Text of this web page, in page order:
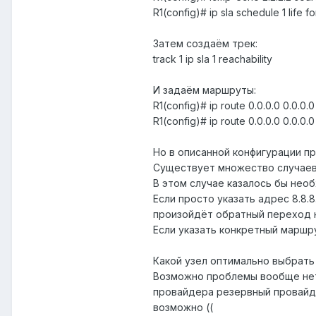
R1(config)# ip sla schedule 1 life
Затем создаём трек:
track 1 ip sla 1 reachability
И задаём маршруты:
R1(config)# ip route 0.0.0.0 0.0.0.0
R1(config)# ip route 0.0.0.0 0.0.0.0
Но в описанной конфигурации
Существует множество
В этом случае казалось бы
Если просто указать адрес
произойдёт обратный переход
Если указать конкретный
Какой узел оптимально
Возможно проблемы вообще
провайдера резервный
возможно ((